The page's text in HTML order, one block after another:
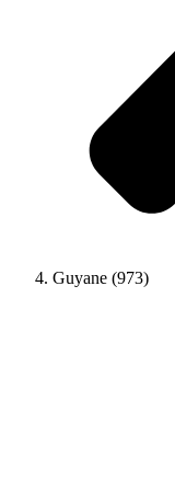
Guyane (973)